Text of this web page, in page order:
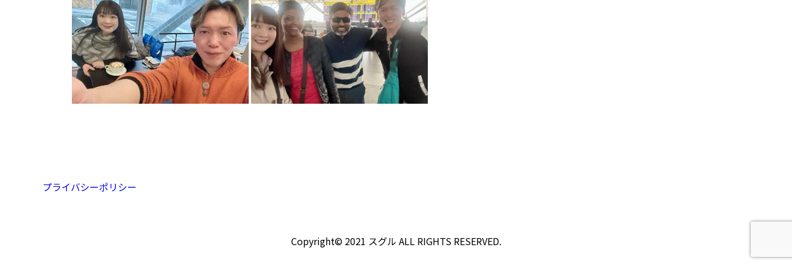
プライバシーポリシー
Copyright© 2021 スグル ALL RIGHTS RESERVED.